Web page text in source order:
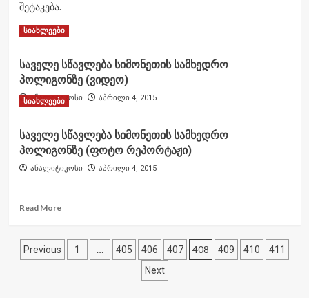
შეტაკება.
Read MoreRead
32
ბატალიონის
შეტაკებეა
ავღანელ
2011
წ
ავღანეთი
(ვიდეო)
სიახლეები
საველე სწავლება სიმონეთის სამხედრო
პოლიგონზე (ვიდეო)
ანალიტიკოსი აპრილი 4, 2015
სიახლეები
საველე სწავლება სიმონეთის სამხედრო
პოლიგონზე (ფოტო რეპორტაჟი)
ანალიტიკოსი აპრილი 4, 2015
Read MoreRead
საველე
სწავლება
ჩანაწერების
Previous 1 … 405 406 407 408 409 410
411
Next